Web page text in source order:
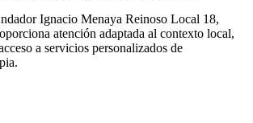
Ignacio Menaya Reinoso Local 18,
atención adaptada al contexto local,
a servicios personalizados de